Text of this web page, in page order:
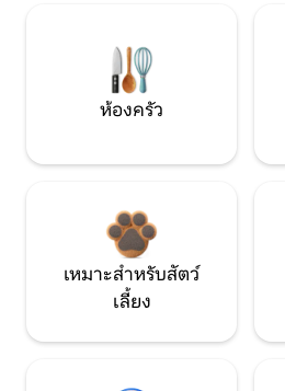
ห้องครัว
เหมาะสำหรับสัตว์
เลี้ยง